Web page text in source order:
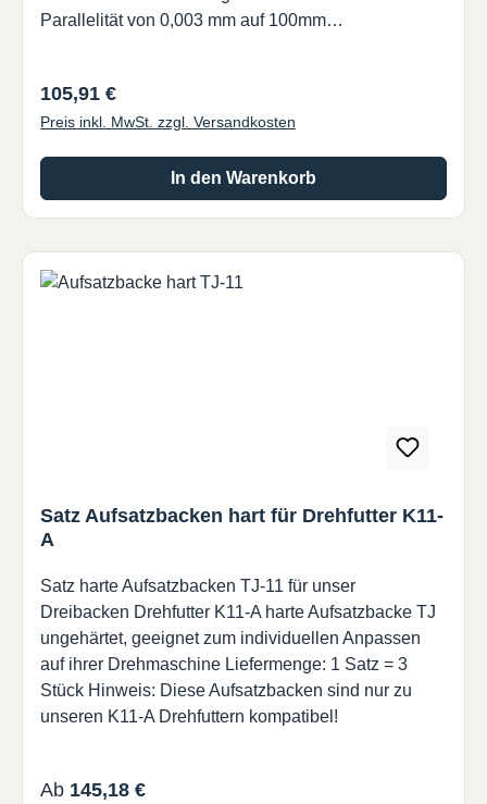
Parallelität von 0,003 mm auf 100mm
Regulärer Preis:
105,91 €
Preis inkl. MwSt. zzgl. Versandkosten
In den Warenkorb
Satz Aufsatzbacken hart für Drehfutter K11-
A
Satz harte Aufsatzbacken TJ-11 für unser
Dreibacken Drehfutter K11-A harte Aufsatzbacke TJ
ungehärtet, geeignet zum individuellen Anpassen
auf ihrer Drehmaschine Liefermenge: 1 Satz = 3
Stück Hinweis: Diese Aufsatzbacken sind nur zu
unseren K11-A Drehfuttern kompatibel!
Regulärer Preis:
Ab 145,18 €